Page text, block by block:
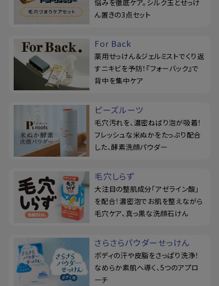
ん置きの3点セット
For Back
薬用せっけん＆ジェルミストでくり返
すニキビを予防！『フォーバック』で
背中を集中ケア
ピーズルーツ
毛穴汚れを、濃密ねばり泡が吸着！
フレッシュな米ぬかをたっぷり配合
した、酵素洗顔パウダー
毛穴しらず
大注目の整肌成分「アゼライン酸」
を配合！濃密泡でお肌を整えながら
毛穴ケア、真っ黒な洗顔石けん
さらさらパウダーせっけん
ボディの汗や皮脂をさっぱり洗浄！
なめらか素肌へ導く、5つのアプロ
ーチ